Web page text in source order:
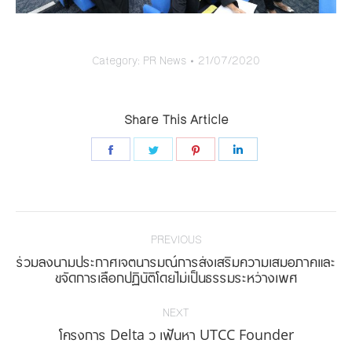
Category: PR News 21/07/2020
Share This Article
Share
Share
Share
PREVIOUS
Previous
post:
ร่วมลงนามประกาศเจตนารมณ์การส่งเสริมความเสมอภาคและ
ขจัดการเลือกปฏิบัติโดยไม่เป็นธรรมระหว่างเพศ
NEXT
Next
โครงการ Delta ว เฟ้นหา UTCC Founder